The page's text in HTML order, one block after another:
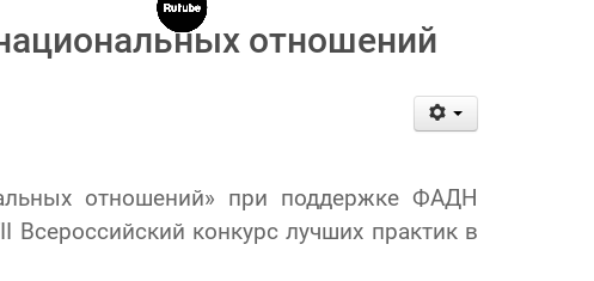
отношений
отношений» при поддержке ФАДН
конкурс лучших практик в